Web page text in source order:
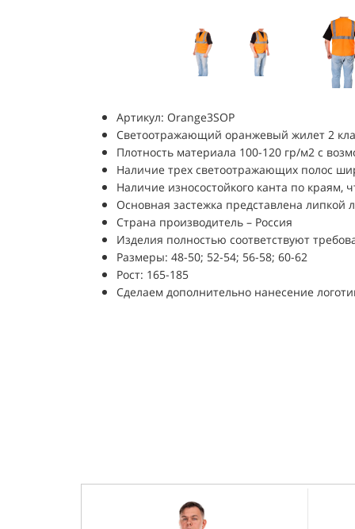
Артикул: Orange3SOP
Светоотражающий оранжевый жилет 2
Плотность материала 100-120 гр/м2 с
Наличие трех светоотражающих полос
Наличие износостойкого канта по краям,
Основная застежка представлена липкой
Страна производитель – Россия
Изделия полностью соответствуют
Размеры: 48-50; 52-54; 56-58; 60-62
Рост: 165-185
Сделаем дополнительно нанесение